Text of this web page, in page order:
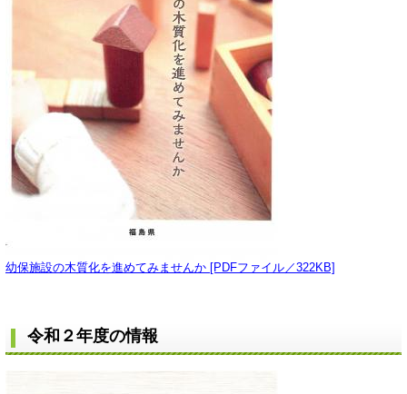
幼保施設の木質化を進めてみませんか [PDFファイル／322KB]
令和２年度の情報